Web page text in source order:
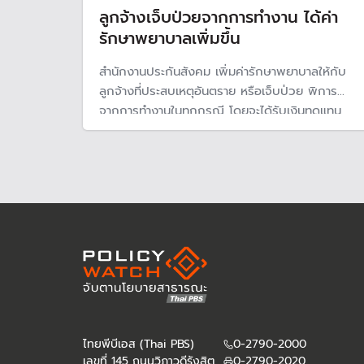
ลูกจ้างเจ็บป่วยจากการทำงาน ได้ค่า
รักษาพยาบาลเพิ่มขึ้น
สำนักงานประกันสังคม เพิ่มค่ารักษาพยาบาลให้กับ
ลูกจ้างที่ประสบเหตุอันตราย หรือเจ็บป่วย พิการ
จากการทำงานในทุกกรณี โดยจะได้รับเงินทดแทน
จากกองทุนเงินทดแทนที่นายจ้างจ่ายสมทบให้ทุกปี
ไทยพีบีเอส (Thai PBS)
0-2790-2000